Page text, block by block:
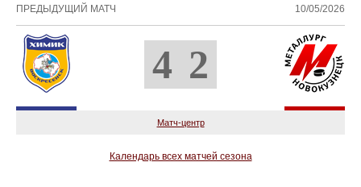
ПРЕДЫДУЩИЙ МАТЧ 10/05/2026
4 2
Матч-центр
Календарь всех матчей сезона